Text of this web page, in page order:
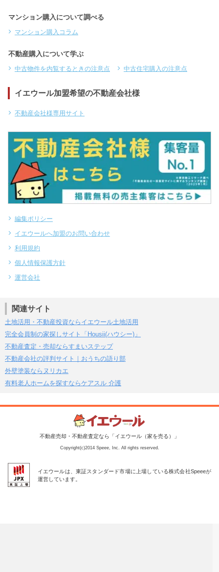
マンション購入について調べる
マンション購入コラム
不動産購入について学ぶ
中古物件を内覧するときの注意点 中古住宅購入の注意点
イエウール加盟希望の不動産会社様
不動産会社様専用サイト
編集ポリシー
イエウールへ加盟のお問い合わせ
利用規約
個人情報保護方針
運営会社
関連サイト
土地活用・不動産投資ならイエウール土地活用
完全会員制の家探しサイト「Housii(ハウシー)」
不動産査定・売却ならすまいステップ
不動産会社の評判サイト｜おうちの語り部
外壁塗装ならヌリカエ
有料老人ホームを探すならケアスル 介護
不動産売却・不動産査定なら「イエウール（家を売る）」
Copyright(c)2014 Speee, Inc. All rights reserved.
イエウールは、東証スタンダード市場に上場している株式会社Speeeが
運営しています。